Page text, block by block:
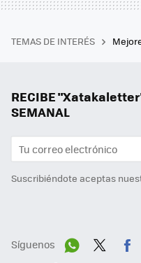
TEMAS DE INTERÉS
RECIBE
SEMANAL
Suscribiéndote aceptas
Síguenos